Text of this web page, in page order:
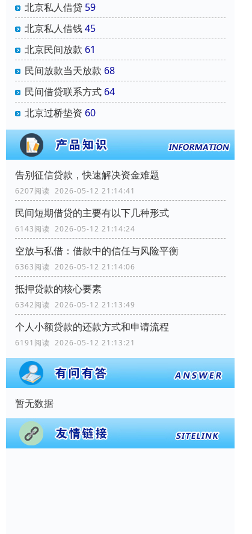
北京私人借贷 59
北京私人借钱45
北京民间放款 61
民间放款当天放款 68
民间借贷联系方式 64
北京过桥垫资 60
告别征信贷款，快速解决资金难题
6207阅读 2026-05-12 21:14:41
民间短期借贷的主要有以下几种形式
6143阅读 2026-05-12 21:14:24
空放与私借：借款中的信任与风险平衡
6363阅读 2026-05-12 21:14:06
抵押贷款的核心要素
6342阅读 2026-05-12 21:13:49
个人小额贷款的还款方式和申请流程
6191阅读 2026-05-12 21:13:21
暂无数据